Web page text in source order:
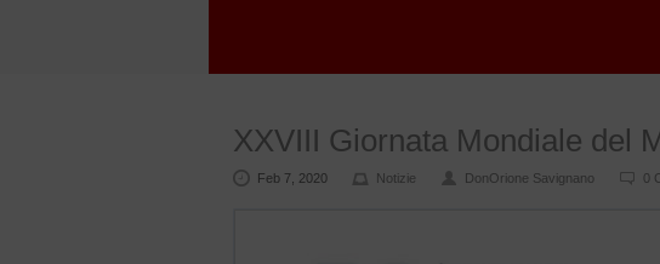
XXVIII Giornata Mondiale del
Feb 7, 2020 Notizie DonOrione Savignano 0